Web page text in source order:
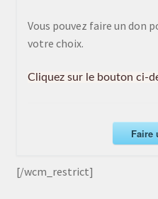
Vous pouvez faire un don
votre choix.
Cliquez sur le bouton ci-
Faire
[/wcm_restrict]